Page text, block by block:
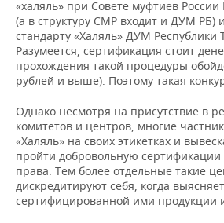
«халяль» при Совете муфтиев России
(а в структуру СМР входит и ДУМ РБ)
стандарту «Халяль» ДУМ Республики
Разумеется, сертификация стоит
прохождения такой процедуры
рублей и выше). Поэтому такая
Однако несмотря на присутствие в
комитетов и центров, многие
«Халяль» на своих этикетках и
пройти добровольную
права. Тем более отдельные такие
дискредитируют себя, когда
сертифицированной ими продукции